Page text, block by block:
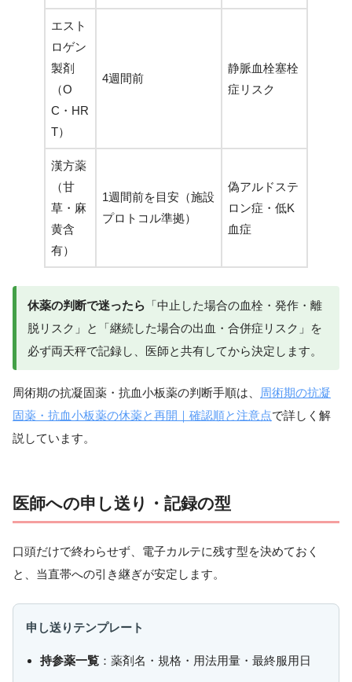
エスト
ロゲン
製剤
（O
C・HR
T）
4週間前
静脈血栓塞栓
症リスク
漢方薬
（甘
草・麻
黄含
有）
1週間前を目安（施設
プロトコル準拠）
偽アルドステ
ロン症・低K
血症
休薬の判断で迷ったら 「中止した場合の血栓・発作・離
脱リスク」と「継続した場合の出血・合併症リスク」を
必ず両天秤で記録し、医師と共有してから決定します。
周術期の抗凝固薬・抗血小板薬の判断手順は、
周術期の抗凝
固薬・抗血小板薬の休薬と再開｜確認順と注意点で詳しく解
説しています。
医師への申し送り・記録の型
口頭だけで終わらせず、電子カルテに残す型を決めておく
と、当直帯への引き継ぎが安定します。
申し送りテンプレート
持参薬一覧 ：薬剤名・規格・用法用量・最終服用日